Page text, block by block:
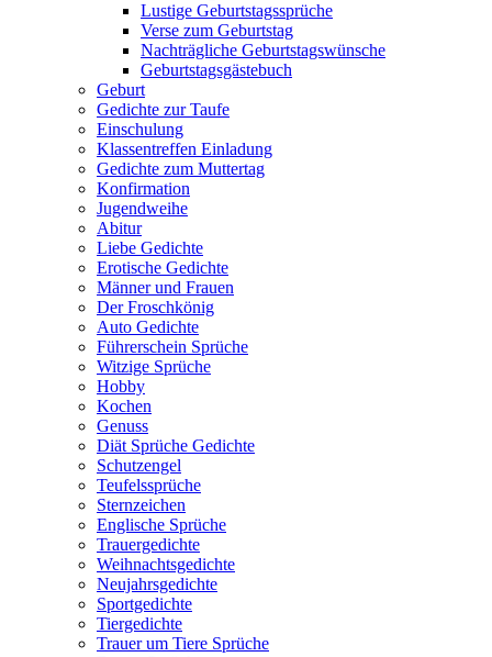
Lustige Geburtstagssprüche
Verse zum Geburtstag
Nachträgliche Geburtstagswünsche
Geburtstagsgästebuch
Geburt
Gedichte zur Taufe
Einschulung
Klassentreffen Einladung
Gedichte zum Muttertag
Konfirmation
Jugendweihe
Abitur
Liebe Gedichte
Erotische Gedichte
Männer und Frauen
Der Froschkönig
Auto Gedichte
Führerschein Sprüche
Witzige Sprüche
Hobby
Kochen
Genuss
Diät Sprüche Gedichte
Schutzengel
Teufelssprüche
Sternzeichen
Englische Sprüche
Trauergedichte
Weihnachtsgedichte
Neujahrsgedichte
Sportgedichte
Tiergedichte
Trauer um Tiere Sprüche